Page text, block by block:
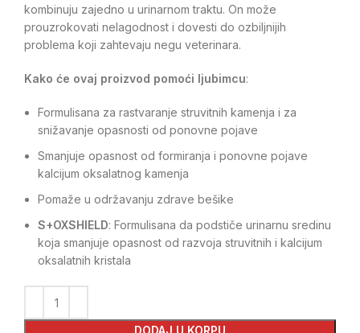
kombinuju zajedno u urinarnom traktu. On može
prouzrokovati nelagodnost i dovesti do ozbiljnijih
problema koji zahtevaju negu veterinara.
Kako će ovaj proizvod pomoći ljubimcu:
Formulisana za rastvaranje struvitnih kamenja i za
snižavanje opasnosti od ponovne pojave
Smanjuje opasnost od formiranja i ponovne pojave
kalcijum oksalatnog kamenja
Pomaže u održavanju zdrave bešike
S+OXSHIELD: Formulisana da podstiče urinarnu sredinu
koja smanjuje opasnost od razvoja struvitnih i kalcijum
oksalatnih kristala